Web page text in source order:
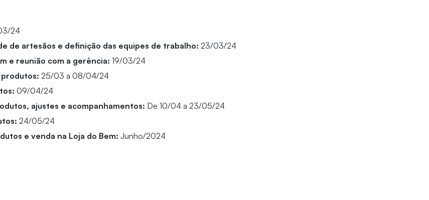
24
de artesãos e definição das equipes de trabalho: 23/03/24
e reunião com a gerência: 19/03/24
25/03 a 08/04/24
09/04/24
ajustes e acompanhamentos: De 10/04 a 23/05/24
24/05/24
e venda na Loja do Bem: Junho/2024